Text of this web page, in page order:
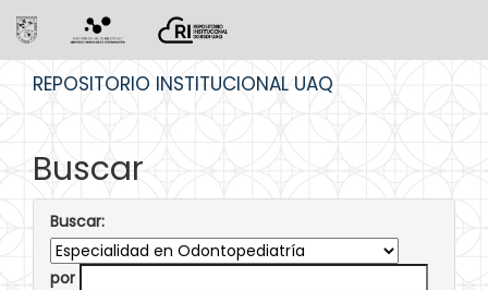
REPOSITORIO INSTITUCIONAL UAQ
Buscar
Buscar:
por